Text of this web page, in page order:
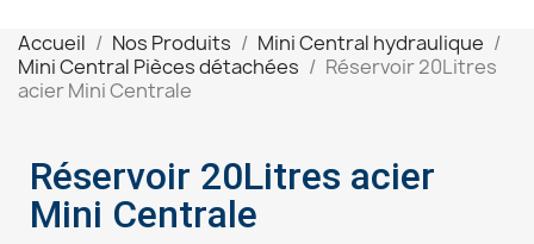
Accueil Nos Produits
Mini Central hydraulique
Mini Central Pièces détachées
Réservoir 20Litres
acier Mini Centrale
Réservoir 20Litres acier
Mini Centrale